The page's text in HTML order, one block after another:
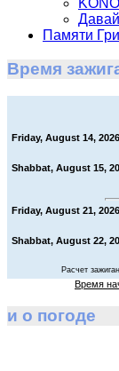
Памяти
Время
Friday, August 14, 2026
Shabbat, August 15,
Friday, August 21, 2026
Shabbat, August 22,
Расчет
Время
и о погоде